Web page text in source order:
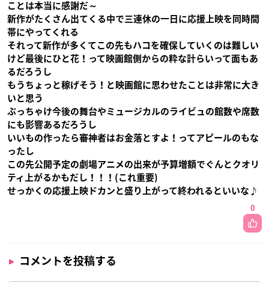
ことは本当に感謝だ～
新作がたくさん出てくる中で三連休の一日に応援上映を同時間
帯にやってくれる
それって新作が多くてこの先もハコを確保していくのは難しい
けど最後にひと花！って映画館側からの粋な計らいって面もあ
るだろうし
もうちょっと稼げそう！と映画館に思わせたことは非常に大き
いと思う
ぶっちゃけ今後の舞台やミュージカルのライビュの館数や席数
にも影響あるだろうし
いいもの作ったら審神者はお金落とすよ！ってアピールのもな
ったし
この先公開予定の劇場アニメの出来が予算増額でぐんとクオリ
ティ上がるかもだし！！！(これ重要)
せっかくの応援上映ドカンと盛り上がって終われるといいな♪
0
コメントを投稿する